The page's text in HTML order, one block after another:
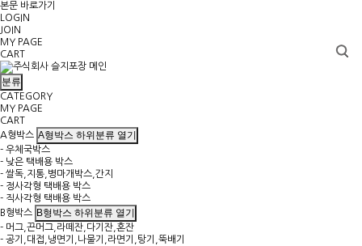
본문 바로가기
LOGIN
JOIN
MY PAGE
CART
분류
CATEGORY
MY PAGE
CART
A형박스 A형박스 하위분류 열기
- 우체국박스
- 낮은 택배용 박스
- 쌀독,지통,병마개박스,간지
- 정사각형 택배용 박스
- 직사각형 택배용 박스
B형박스 B형박스 하위분류 열기
- 머그,끈머그,라떼잔,다기잔,혼잔
- 공기,대접,냉면기,나물기,라면기,탕기,뚝배기